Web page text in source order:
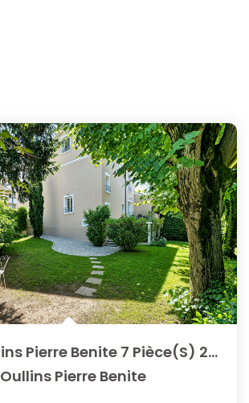
Maison Oullins Pierre Benite 7 Pièce(s) 208 M2
Oullins Pierre Benite